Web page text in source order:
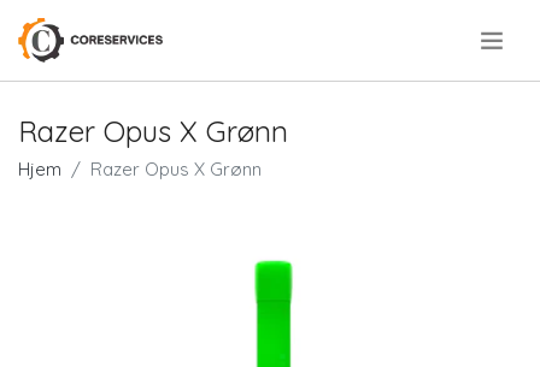
Razer Opus X Grønn
Hjem Razer Opus X Grønn